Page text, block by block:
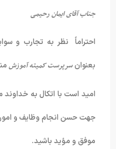
جناب آقای ایمان رحیمی
احتراماً نظر به تجارب و
بعنوانسرپرست کمیته آموزش
امید است با اتکال به خداوند
جهت حسن انجام وظایف و امور
موفق و مؤید باشید.